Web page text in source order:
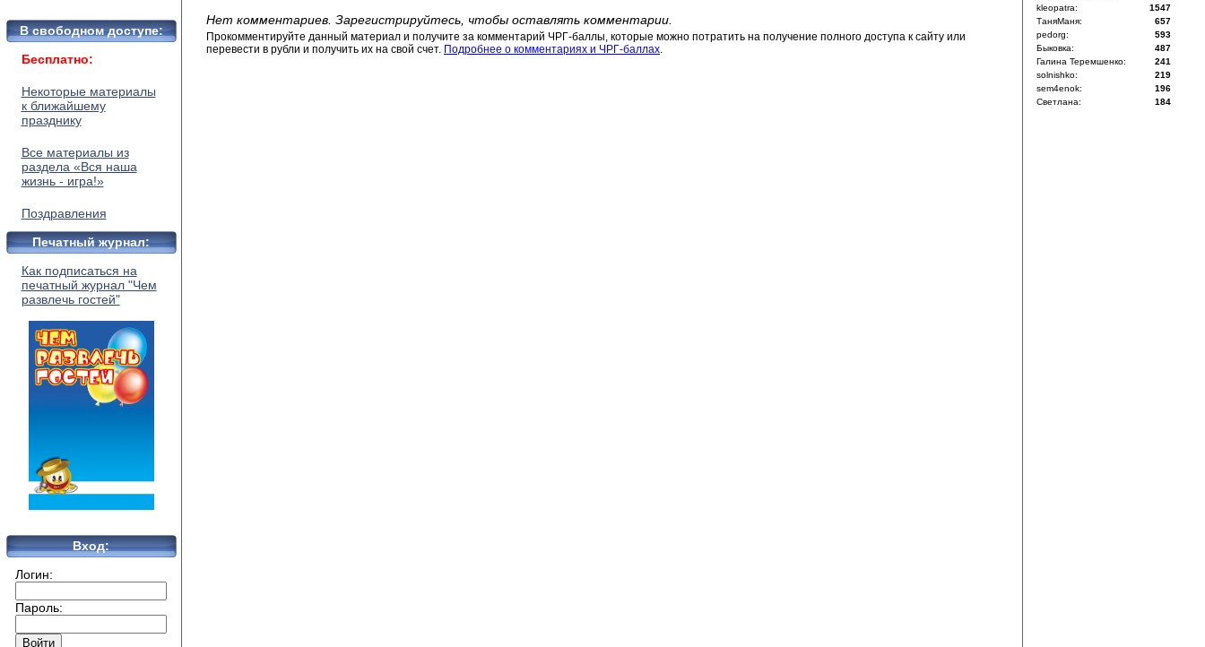
В свободном доступе:
Бесплатно:
Некоторые материалы
к ближайшему
празднику
Все материалы из
раздела «Вся наша
жизнь - игра!»
Поздравления
Печатный журнал:
Как подписаться на
печатный журнал "Чем
развлечь гостей"
Вход:
Логин:
Пароль:
Нет комментариев. Зарегистрируйтесь, чтобы оставлять комментарии.
Прокомментируйте данный материал и получите за комментарий ЧРГ-баллы, которые можно потратить на получение полного доступа к сайту или
перевести в рубли и получить их на свой счет. Подробнее о комментариях и ЧРГ-баллах.
kleopatra:
1547
ТаняМаня:
657
pedorg:
593
Быковка:
487
Галина Теремшенко:
241
solnishko:
219
sem4enok:
196
Светлана:
184